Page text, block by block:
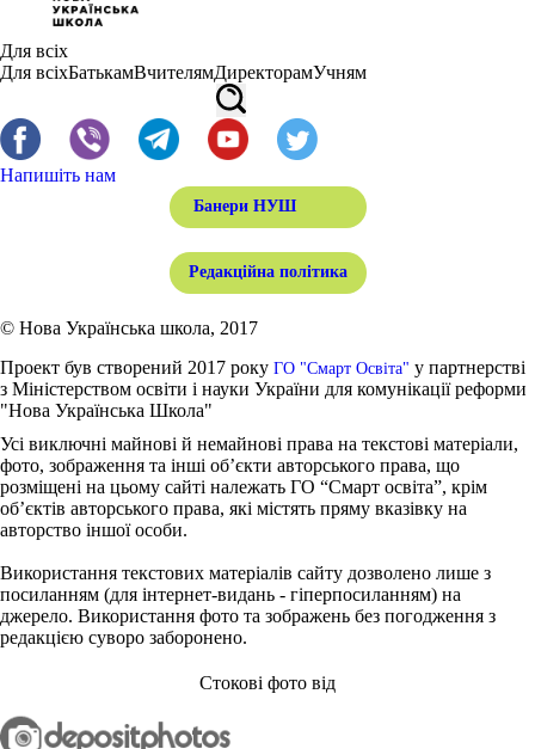
Для всіх
Для всіхБатькамВчителямДиректорамУчням
Напишіть нам
Банери НУШ
Редакційна політика
© Нова Українська школа, 2017
Проект був створений 2017 року ГО "Смарт Освіта" у партнерстві
з Міністерством освіти і науки України для комунікації реформи
"Нова Українська Школа"
Усі виключні майнові й немайнові права на текстові матеріали,
фото, зображення та інші об’єкти авторського права, що
розміщені на цьому сайті належать ГО “Смарт освіта”, крім
об’єктів авторського права, які містять пряму вказівку на
авторство іншої особи.
Використання текстових матеріалів сайту дозволено лише з
посиланням (для інтернет-видань - гіперпосиланням) на
джерело. Використання фото та зображень без погодження з
редакцією суворо заборонено.
Стокові фото від